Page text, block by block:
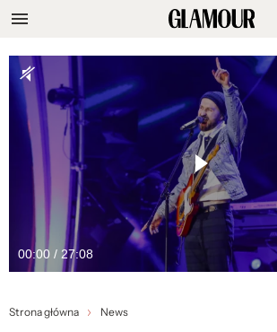
00:00 / 27:08
Strona główna News